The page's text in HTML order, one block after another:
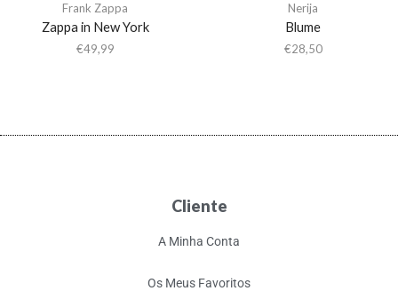
Frank Zappa
Zappa in New York
€49,99
Nerija
Blume
€28,50
Cliente
A Minha Conta
Os Meus Favoritos